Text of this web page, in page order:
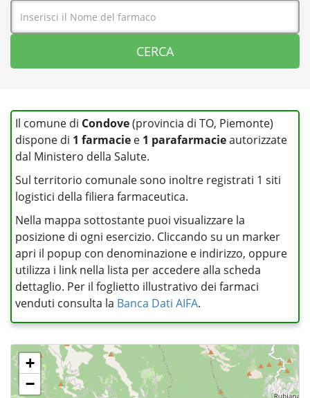
Il comune di Condove(provincia di TO, Piemonte)
dispone di 1 farmacie e 1 parafarmacieautorizzate
dal Ministero della Salute.
Sul territorio comunale sono inoltre registrati 1 siti
logistici della filiera farmaceutica.
Nella mappa sottostante puoi visualizzare la
posizione di ogni esercizio. Cliccando su un marker
apri il popup con denominazione e indirizzo, oppure
utilizza i link nella lista per accedere alla scheda
dettaglio. Per il foglietto illustrativo dei farmaci
venduti consulta la Banca Dati AIFA.
+
−